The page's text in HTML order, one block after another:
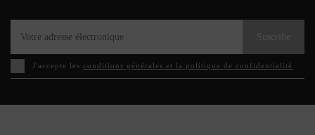
J'accepte les conditions générales et la politique de confidentialité